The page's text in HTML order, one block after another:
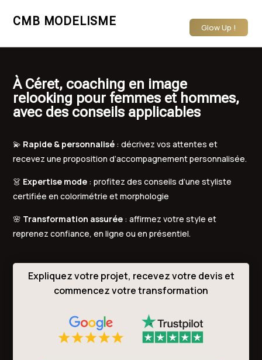
CMB MODELISME Glow Up !
À Céret, coaching en image
relooking pour femmes et hommes,
avec des conseils applicables
💫 Rapide & personnalisé : décrivez vos attentes et
recevez une proposition d’accompagnement personnalisée.
👗 Expertise mode : profitez des conseils d’une styliste
certifiée en colorimétrie et morphologie
🌸 Transformation assurée : affirmez votre style et
reprenez confiance, en ligne ou en présentiel.
Expliquez votre projet, recevez votre devis et
commencez votre transformation